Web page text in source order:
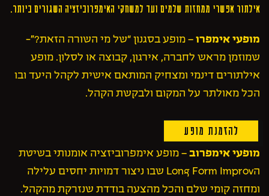
אילתור אפשרי ממחזות שלמים ועד למשחקי האימפרוביזציה השגורים ביותר.
מופעי אימפרו – מופע בסגנון “של מי השורה הזאת?”-
שמוזמן מראש לחברה, אירגון, קבוצה או לסלון. מופע
אילתורים דינמי ומצחיק המותאם אישית לקהל היעד ובו
הכל מאולתר על המקום ולבקשת הקהל.
להזמנת מופע
מופעי אימפרוב – מופע אימפרוביזציה אומנותי בשיטת
הLong Form Improv שבו ניצור דמויות יחסים עלילה
ומחזה קומי שלם והכל מהצעה בודדת שנזרקת מהקהל.